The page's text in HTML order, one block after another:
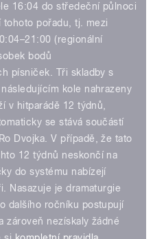
16:04 do středeční půlnoci
tohoto pořadu, tj. mezi
(regionální
bodů
písniček. Tři skladby s
kole nahrazeny
v hitparádě 12 týdnů,
se stává součástí
Dvojka. V případě, že tato
12 týdnů neskončí na
do systému nabízejí
Nasazuje je dramaturgie
dalšího ročníku postupují
zároveň nezískaly žádné